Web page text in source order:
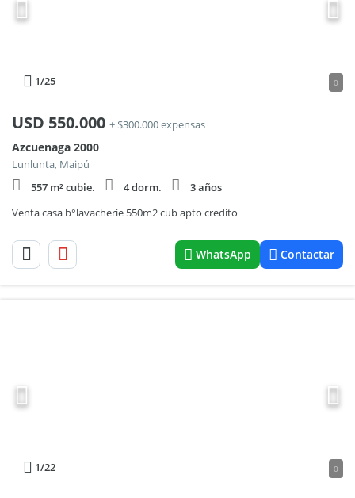
1/25 0
USD 550.000 + $300.000 expensas
Azcuenaga 2000
Lunlunta, Maipú
557 m² cubie.
4 dorm.
3 años
Venta casa b°lavacherie 550m2 cub apto credito
WhatsApp Contactar
1/22 0